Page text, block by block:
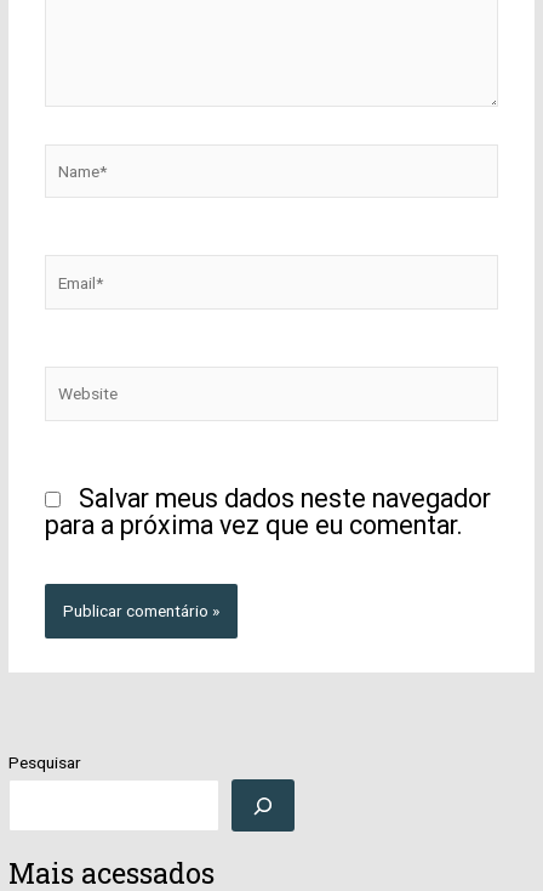
Pesquisar
Mais acessados
Salvar meus dados neste navegador
para a próxima vez que eu comentar.